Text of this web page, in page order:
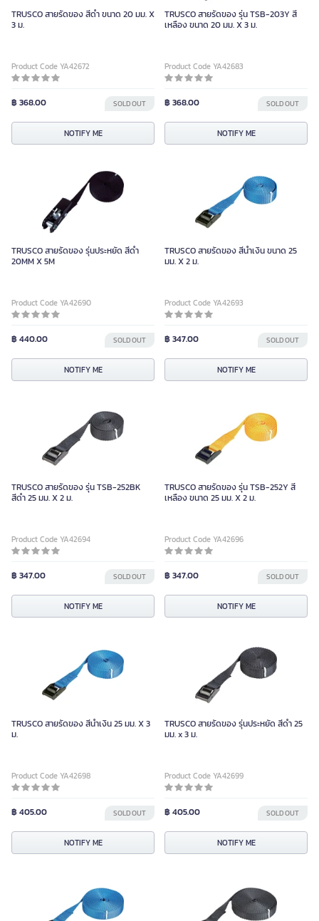
TRUSCO สายรัดของ สีดำ ขนาด 20 มม. X
3 ม.
Product Code YA42672
฿ 368.00 SOLD OUT
NOTIFY ME
TRUSCO สายรัดของ รุ่น TSB-203Y สี
เหลือง ขนาด 20 มม. X 3 ม.
Product Code YA42683
฿ 368.00 SOLD OUT
NOTIFY ME
TRUSCO สายรัดของ รุ่นประหยัด สีดำ
20MM X 5M
Product Code YA42690
฿ 440.00 SOLD OUT
NOTIFY ME
TRUSCO สายรัดของ สีน้ำเงิน ขนาด 25
มม. X 2 ม.
Product Code YA42693
฿ 347.00 SOLD OUT
NOTIFY ME
TRUSCO สายรัดของ รุ่น TSB-252BK
สีดำ 25 มม. X 2 ม.
Product Code YA42694
฿ 347.00 SOLD OUT
NOTIFY ME
TRUSCO สายรัดของ รุ่น TSB-252Y สี
เหลือง ขนาด 25 มม. X 2 ม.
Product Code YA42696
฿ 347.00 SOLD OUT
NOTIFY ME
TRUSCO สายรัดของ สีน้ำเงิน 25 มม. X 3
ม.
Product Code YA42698
฿ 405.00 SOLD OUT
NOTIFY ME
TRUSCO สายรัดของ รุ่นประหยัด สีดำ 25
มม. x 3 ม.
Product Code YA42699
฿ 405.00 SOLD OUT
NOTIFY ME